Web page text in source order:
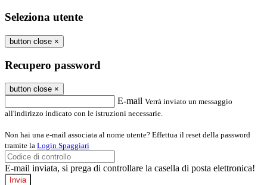
Seleziona utente
button close ×
Recupero password
button close ×
E-mail Verrà inviato un messaggio
all'indirizzo indicato con le istruzioni necessarie.
Non hai una e-mail associata al nome utente? Effettua il reset della password
tramite la Login Spaggiari
E-mail inviata, si prega di controllare la casella di posta elettronica!